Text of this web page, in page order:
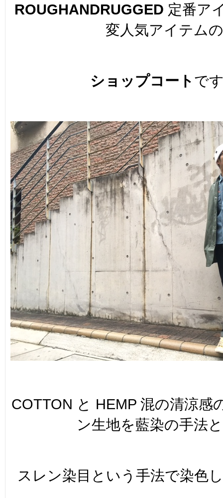
ROUGHANDRUGGED 定番ア
変人気アイテムの
ショップコート で
COTTON と HEMP 混の清涼感
ン生地を藍染の手法
スレン染目という手法で染色